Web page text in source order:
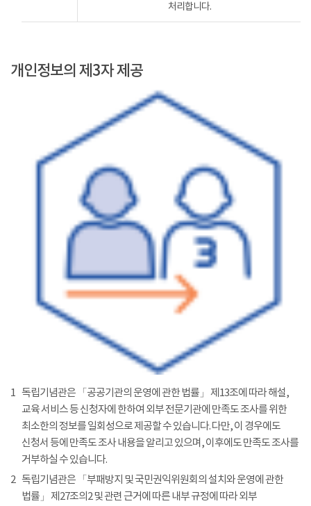
처리합니다.
개인정보의 제3자 제공
1 독립기념관은 「공공기관의 운영에 관한 법률」 제13조에 따라 해설,
교육 서비스 등 신청자에 한하여 외부 전문기관에 만족도 조사를 위한
최소한의 정보를 일회성으로 제공할 수 있습니다. 다만, 이 경우에도
신청서 등에 만족도 조사 내용을 알리고 있으며, 이후에도 만족도 조사를
거부하실 수 있습니다.
2 독립기념관은 「부패방지 및 국민권익위원회의 설치와 운영에 관한
법률」 제27조의2 및 관련 근거에 따른 내부 규정에 따라 외부